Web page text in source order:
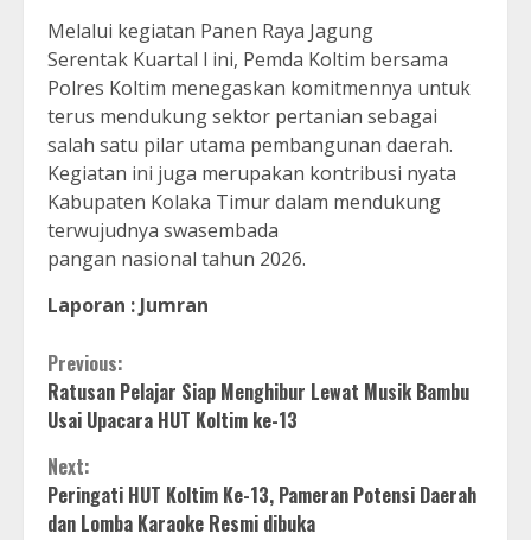
Melalui kegiatan Panen Raya Jagung
Serentak Kuartal l ini, Pemda Koltim bersama
Polres Koltim menegaskan komitmennya untuk
terus mendukung sektor pertanian sebagai
salah satu pilar utama pembangunan daerah.
Kegiatan ini juga merupakan kontribusi nyata
Kabupaten Kolaka Timur dalam mendukung
terwujudnya swasembada
pangan nasional tahun 2026.
Laporan : Jumran
Continue
Reading
Previous:
Ratusan Pelajar Siap Menghibur Lewat Musik Bambu
Usai Upacara HUT Koltim ke-13
Next:
Peringati HUT Koltim Ke-13, Pameran Potensi Daerah
dan Lomba Karaoke Resmi dibuka